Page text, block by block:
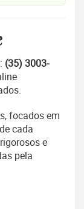
(35) 3003-
focados em
cada
e
pela